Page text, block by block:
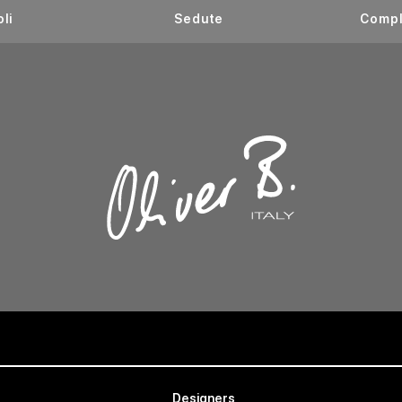
Sedute
Designers